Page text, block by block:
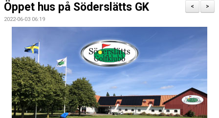
TRYGGT IDROTTANDE
TJEJPROJEKTET
VELLINGE IF:S VÄNNER
DOKUMENT
>
<
Öppet hus på Söderslätts GK
2022-06-03 06:19